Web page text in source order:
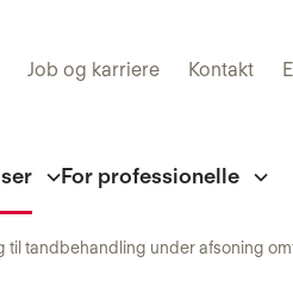
Job og karriere Kontakt
For professionelle
til tandbehandling under afsoning